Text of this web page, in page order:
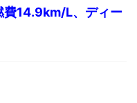
費14.9km/L、ディー